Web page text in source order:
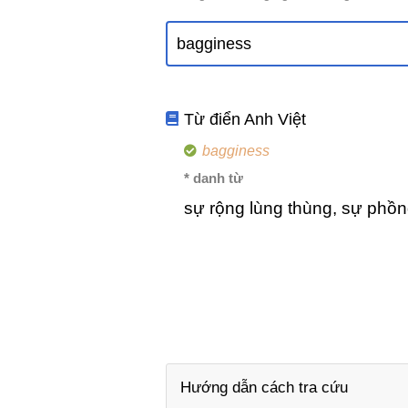
Từ điển Anh Việt
bagginess
* danh từ
sự rộng lùng thùng, sự
Hướng dẫn cách tra cứu